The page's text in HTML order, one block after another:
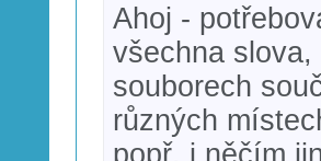
Ahoj -
všechna
souborech
různých
popř. i něčím